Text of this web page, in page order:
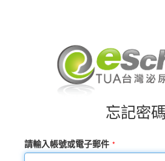
忘記密碼
請輸入帳號或電子郵件